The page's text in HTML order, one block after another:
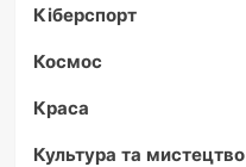
Кіберспорт
Космос
Краса
Культура та мистецтво